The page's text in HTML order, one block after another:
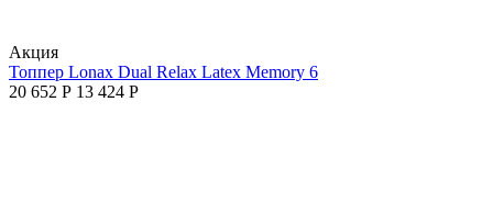
Aкция
Топпер Lonax Dual Relax Latex Memory 6
20 652 Р 13 424 Р